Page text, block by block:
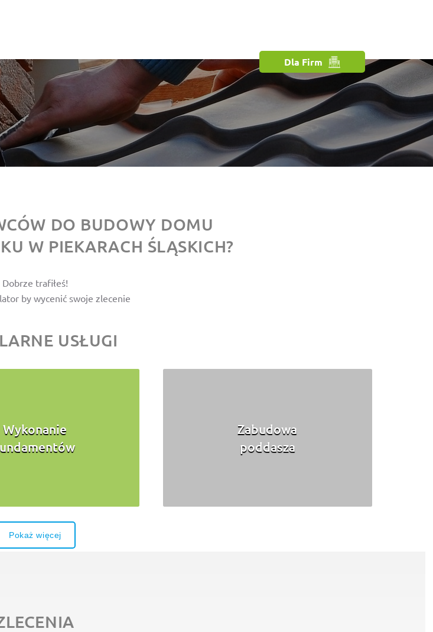
Dla Firm
DO BUDOWY DOMU
W PIEKARACH ŚLĄSKICH?
Dobrze trafiłeś!
by wycenić swoje zlecenie
USŁUGI
Wykonanie
Zabudowa
poddasza
Pokaż więcej